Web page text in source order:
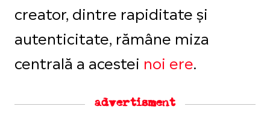
creator, dintre rapiditate și
autenticitate, rămâne miza
centrală a acestei noi ere.
advertisment